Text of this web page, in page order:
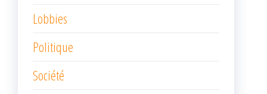
Lobbies
Politique
Société